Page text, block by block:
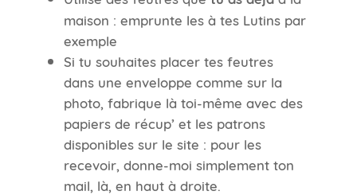
maison : emprunte les à tes Lutins par
exemple
Si tu souhaites placer tes feutres
dans une enveloppe comme sur la
photo, fabrique là toi-même avec des
papiers de récup’ et les patrons
disponibles sur le site : pour les
recevoir, donne-moi simplement ton
mail, là, en haut à droite.